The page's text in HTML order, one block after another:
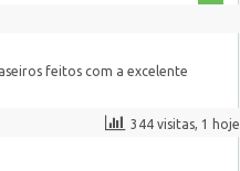
feitos com a excelente
344 visitas, 1 hoje